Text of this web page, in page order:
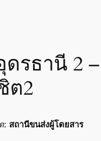
รธานี 2 –
ต2
: สถานีขนส่งผู้โดยสาร